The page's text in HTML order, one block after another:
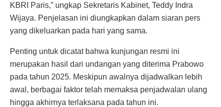
KBRI Paris,” ungkap Sekretaris Kabinet, Teddy Indra
Wijaya. Penjelasan ini diungkapkan dalam siaran pers
yang dikeluarkan pada hari yang sama.
Penting untuk dicatat bahwa kunjungan resmi ini
merupakan hasil dari undangan yang diterima Prabowo
pada tahun 2025. Meskipun awalnya dijadwalkan lebih
awal, berbagai faktor telah memaksa penjadwalan ulang
hingga akhirnya terlaksana pada tahun ini.